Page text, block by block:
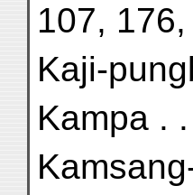
107,
Kaji-
Kampa .